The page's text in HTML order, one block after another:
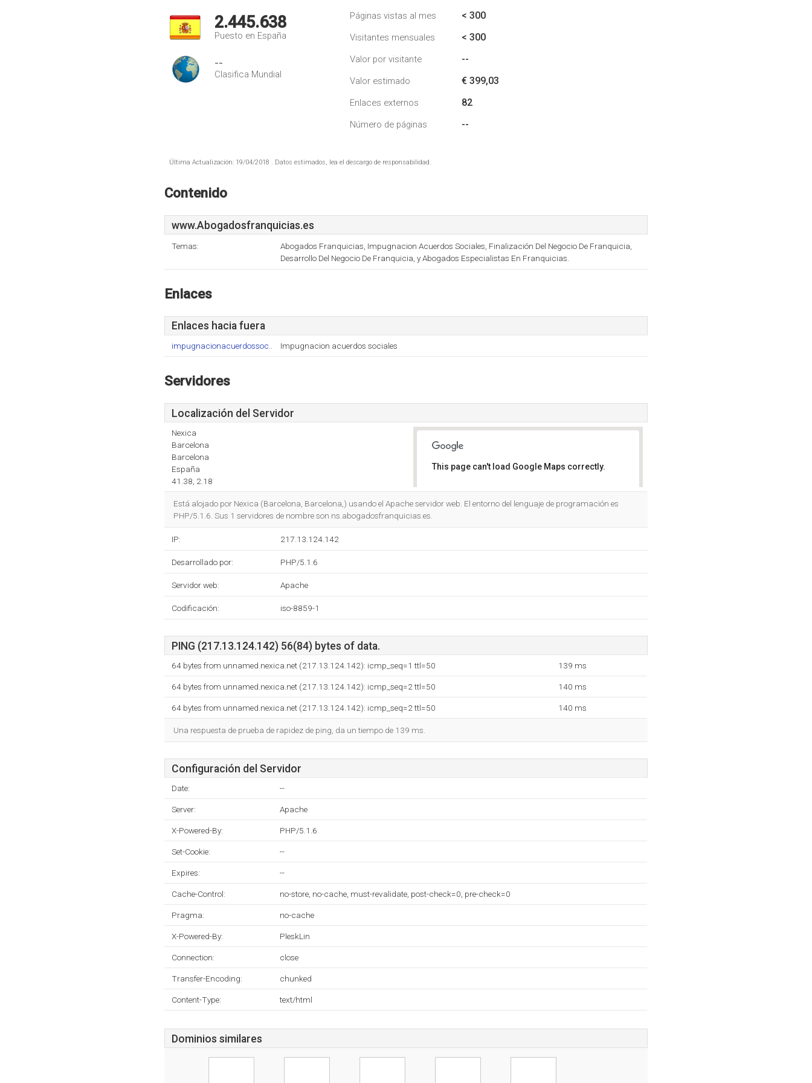
2.445.638
Puesto en España
--
Clasifica Mundial
Páginas vistas al mes < 300
Visitantes mensuales < 300
Valor por visitante --
Valor estimado € 399,03
Enlaces externos 82
Número de páginas --
Última Actualización: 19/04/2018 . Datos estimados, lea el descargo de responsabilidad.
Contenido
www.Abogadosfranquicias.es
Temas:
Abogados Franquicias, Impugnacion Acuerdos Sociales, Finalización Del Negocio De Franquicia,
Desarrollo Del Negocio De Franquicia, y Abogados Especialistas En Franquicias.
Enlaces
Enlaces hacia fuera
impugnacionacuerdossoc.. Impugnacion acuerdos sociales
Servidores
Localización del Servidor
Nexica
Barcelona
Barcelona
España
41.38, 2.18
This page can't load Google Maps correctly.
Está alojado por Nexica (Barcelona, Barcelona,) usando el Apache servidor web. El entorno del lenguaje de programación es
PHP/5.1.6. Sus 1 servidores de nombre son ns.abogadosfranquicias.es.
IP: 217.13.124.142
Desarrollado por: PHP/5.1.6
Servidor web: Apache
Codificación: iso-8859-1
PING (217.13.124.142) 56(84) bytes of data.
64 bytes from unnamed.nexica.net (217.13.124.142): icmp_seq=1 ttl=50 139 ms
64 bytes from unnamed.nexica.net (217.13.124.142): icmp_seq=2 ttl=50 140 ms
64 bytes from unnamed.nexica.net (217.13.124.142): icmp_seq=2 ttl=50 140 ms
Una respuesta de prueba de rapidez de ping, da un tiempo de 139 ms.
Configuración del Servidor
Date: --
Server: Apache
X-Powered-By: PHP/5.1.6
Set-Cookie: --
Expires: --
Cache-Control: no-store, no-cache, must-revalidate, post-check=0, pre-check=0
Pragma: no-cache
X-Powered-By: PleskLin
Connection: close
Transfer-Encoding: chunked
Content-Type: text/html
Dominios similares